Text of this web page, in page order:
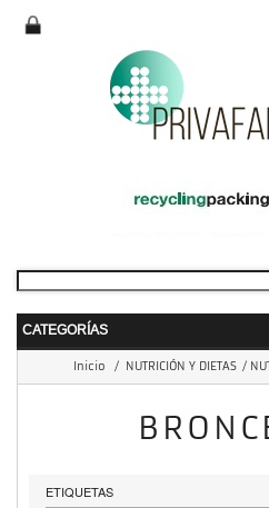
CATEGORÍAS
Inicio / NUTRICIÓN Y DIETAS /
ETIQUETAS